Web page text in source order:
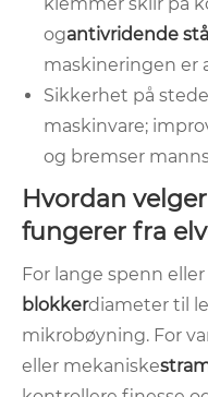
ogantivridende
maskineringen er
Sikkerhet på
maskinvare;
og bremser
Hvordan
fungerer fra
For lange spenn
blokkerdiameter til
mikrobøyning. For
eller mekaniske